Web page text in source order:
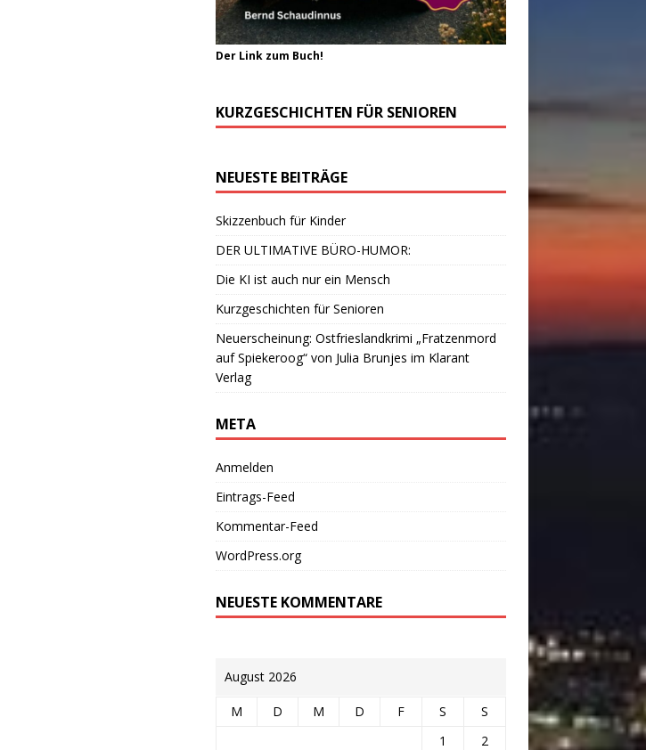
Der Link zum Buch!
KURZGESCHICHTEN FÜR SENIOREN
NEUESTE BEITRÄGE
Skizzenbuch für Kinder
DER ULTIMATIVE BÜRO-HUMOR:
Die KI ist auch nur ein Mensch
Kurzgeschichten für Senioren
Neuerscheinung: Ostfrieslandkrimi „Fratzenmord
auf Spiekeroog“ von Julia Brunjes im Klarant
Verlag
META
Anmelden
Eintrags-Feed
Kommentar-Feed
WordPress.org
NEUESTE KOMMENTARE
August 2026
M D M D F S
S
1
2